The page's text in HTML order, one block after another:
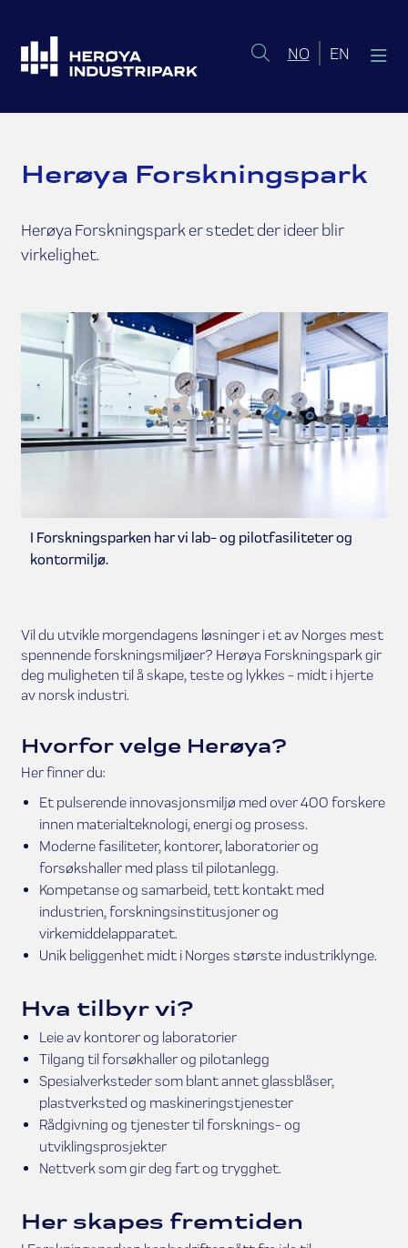
NONorsk bokmål
EN
Herøya Forskningspark
Herøya Forskningspark er stedet der ideer blir
virkelighet.
I Forskningsparken har vi lab- og pilotfasiliteter og
kontormiljø.
Vil du utvikle morgendagens løsninger i et av Norges mest
spennende forskningsmiljøer? Herøya Forskningspark gir
deg muligheten til å skape, teste og lykkes - midt i hjerte
av norsk industri.
Hvorfor velge Herøya?
Her finner du:
Et pulserende innovasjonsmiljø med over 400 forskere
innen materialteknologi, energi og prosess.
Moderne fasiliteter, kontorer, laboratorier og
forsøkshaller med plass til pilotanlegg.
Kompetanse og samarbeid, tett kontakt med
industrien, forskningsinstitusjoner og
virkemiddelapparatet.
Unik beliggenhet midt i Norges største industriklynge.
Hva tilbyr vi?
Leie av kontorer og laboratorier
Tilgang til forsøkhaller og pilotanlegg
Spesialverksteder som blant annet glassblåser,
plastverksted og maskineringstjenester
Rådgivning og tjenester til forsknings- og
utviklingsprosjekter
Nettverk som gir deg fart og trygghet.
Her skapes fremtiden